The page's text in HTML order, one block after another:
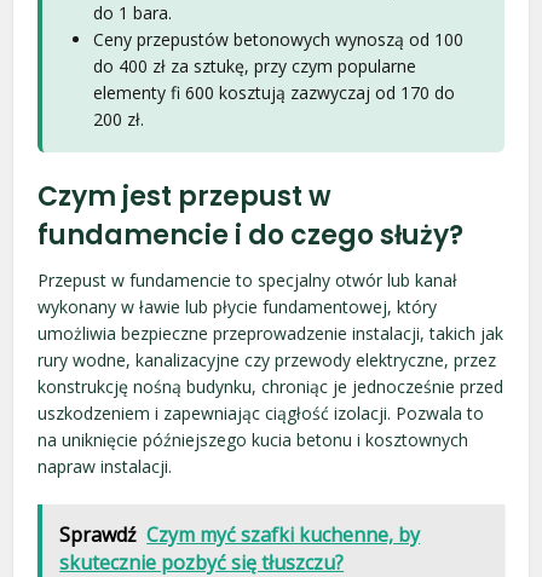
do 1 bara.
Ceny przepustów betonowych wynoszą od 100
do 400 zł za sztukę, przy czym popularne
elementy fi 600 kosztują zazwyczaj od 170 do
200 zł.
Czym jest przepust w
fundamencie i do czego służy?
Przepust w fundamencie to specjalny otwór lub kanał
wykonany w ławie lub płycie fundamentowej, który
umożliwia bezpieczne przeprowadzenie instalacji, takich jak
rury wodne, kanalizacyjne czy przewody elektryczne, przez
konstrukcję nośną budynku, chroniąc je jednocześnie przed
uszkodzeniem i zapewniając ciągłość izolacji. Pozwala to
na uniknięcie późniejszego kucia betonu i kosztownych
napraw instalacji.
Sprawdź Czym myć szafki kuchenne, by
skutecznie pozbyć się tłuszczu?